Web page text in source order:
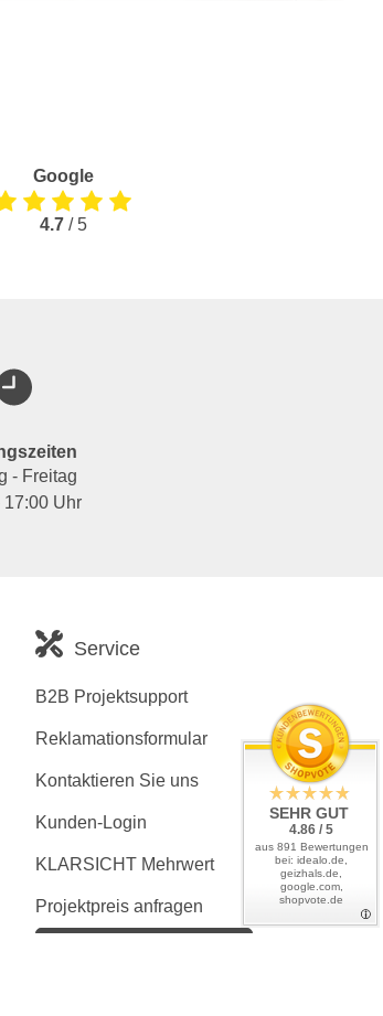
Google
4.7/ 5
- Freitag
17:00 Uhr
Service
B2B Projektsupport
Reklamationsformular
Kontaktieren Sie uns
Kunden-Login
KLARSICHT Mehrwert
Projektpreis anfragen
SEHR GUT
4.86 / 5
aus 891 Bewertungen
bei: idealo.de,
geizhals.de,
google.com,
shopvote.de